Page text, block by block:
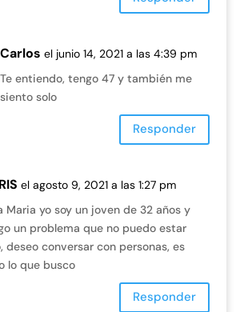
Carlos el junio 14, 2021 a las 4:39 pm
Te entiendo, tengo 47 y también me
siento solo
Responder
el agosto 9, 2021 a las 1:27 pm
Maria yo soy un joven de 32 años y
un problema que no puedo estar
deseo conversar con personas, es
lo que busco
Responder